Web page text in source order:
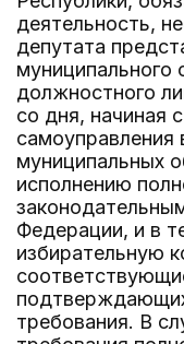
деятельность,
депутата
муниципального
должностного
со дня, начиная
самоуправления
муниципальных
исполнению
Федерации, и в
избирательную
требования. В